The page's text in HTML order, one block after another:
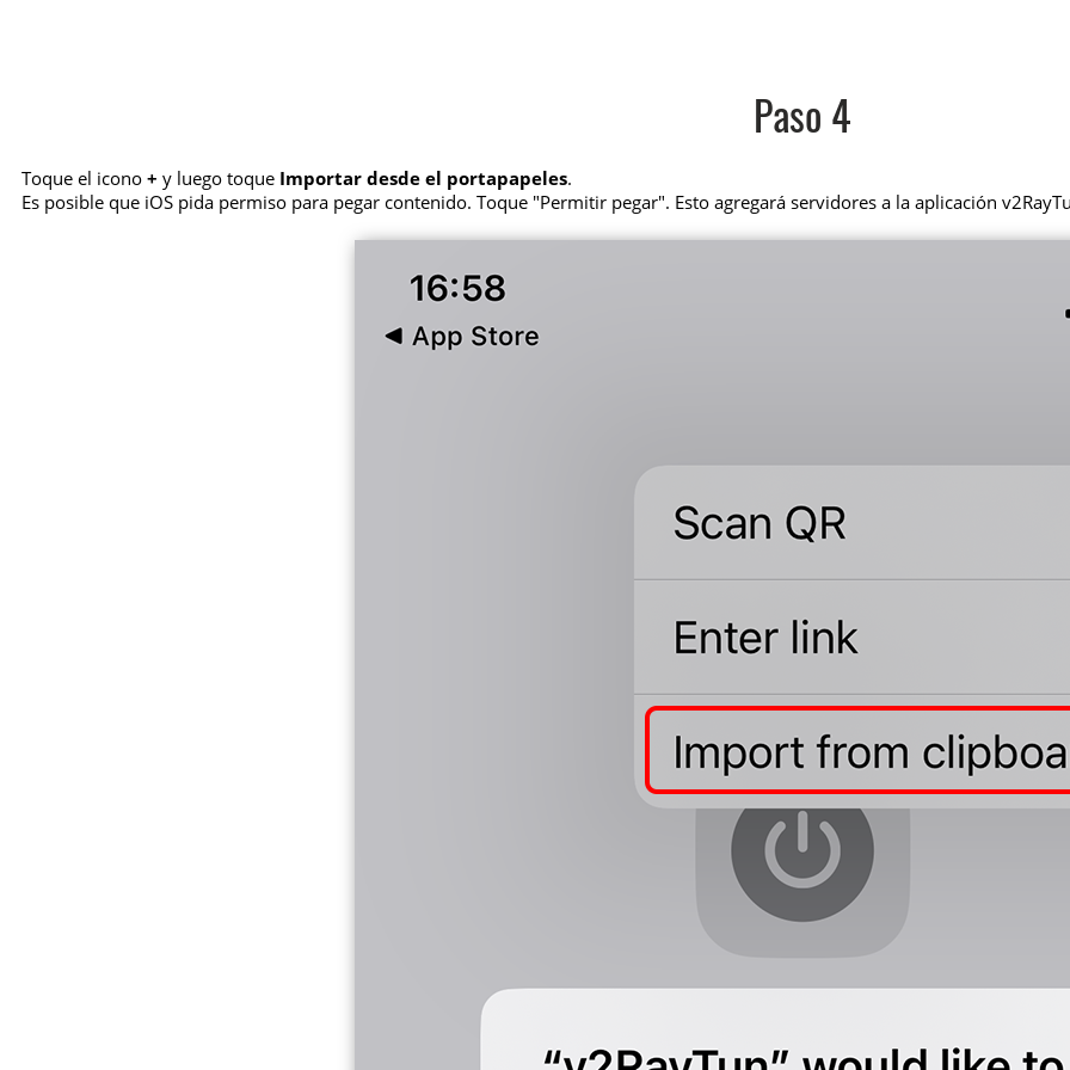
Paso 4
Toque el icono+ y luego toque Importar desde el portapapeles.
Es posible que iOS pida permiso para pegar contenido. Toque "Permitir pegar". Esto agregará servidores a la aplicación